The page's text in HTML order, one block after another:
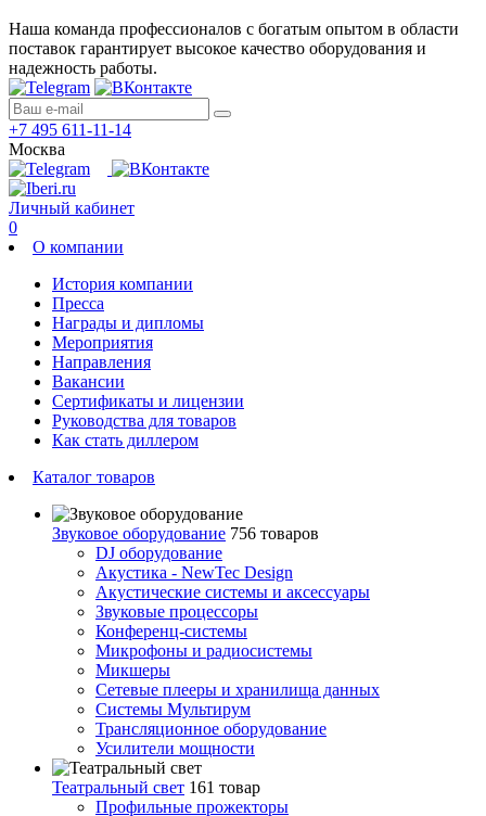
Наша команда профессионалов с богатым опытом в области
поставок гарантирует высокое качество оборудования и
надежность работы.
+7 495 611-11-14
Москва
Личный кабинет
0
О компании
История компании
Пресса
Награды и дипломы
Мероприятия
Направления
Вакансии
Сертификаты и лицензии
Руководства для товаров
Как стать диллером
Каталог товаров
Звуковое оборудование 756 товаров
DJ оборудование
Акустика - NewTec Design
Акустические системы и аксессуары
Звуковые процессоры
Конференц-системы
Микрофоны и радиосистемы
Микшеры
Сетевые плееры и хранилища данных
Системы Мультирум
Трансляционное оборудование
Усилители мощности
Театральный свет 161 товар
Профильные прожекторы